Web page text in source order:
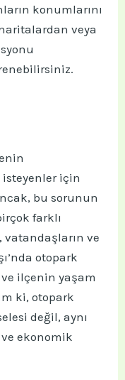
konumlarını
veya
için
bu sorunun
farklı
ve
otopark
ilçenin yaşam
ki, otopark
değil, aynı
ekonomik